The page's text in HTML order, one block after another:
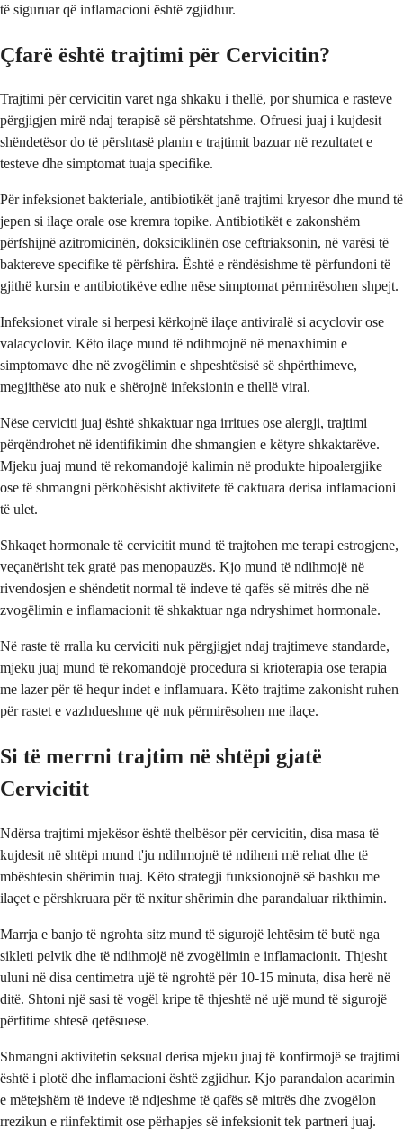
të siguruar që inflamacioni është zgjidhur.
Çfarë është trajtimi për Cervicitin?
Trajtimi për cervicitin varet nga shkaku i thellë, por shumica e rasteve
përgjigjen mirë ndaj terapisë së përshtatshme. Ofruesi juaj i kujdesit
shëndetësor do të përshtasë planin e trajtimit bazuar në rezultatet e
testeve dhe simptomat tuaja specifike.
Për infeksionet bakteriale, antibiotikët janë trajtimi kryesor dhe mund të
jepen si ilaçe orale ose kremra topike. Antibiotikët e zakonshëm
përfshijnë azitromicinën, doksiciklinën ose ceftriaksonin, në varësi të
baktereve specifike të përfshira. Është e rëndësishme të përfundoni të
gjithë kursin e antibiotikëve edhe nëse simptomat përmirësohen shpejt.
Infeksionet virale si herpesi kërkojnë ilaçe antiviralë si acyclovir ose
valacyclovir. Këto ilaçe mund të ndihmojnë në menaxhimin e
simptomave dhe në zvogëlimin e shpeshtësisë së shpërthimeve,
megjithëse ato nuk e shërojnë infeksionin e thellë viral.
Nëse cerviciti juaj është shkaktuar nga irritues ose alergji, trajtimi
përqëndrohet në identifikimin dhe shmangien e këtyre shkaktarëve.
Mjeku juaj mund të rekomandojë kalimin në produkte hipoalergjike
ose të shmangni përkohësisht aktivitete të caktuara derisa inflamacioni
të ulet.
Shkaqet hormonale të cervicitit mund të trajtohen me terapi estrogjene,
veçanërisht tek gratë pas menopauzës. Kjo mund të ndihmojë në
rivendosjen e shëndetit normal të indeve të qafës së mitrës dhe në
zvogëlimin e inflamacionit të shkaktuar nga ndryshimet hormonale.
Në raste të rralla ku cerviciti nuk përgjigjet ndaj trajtimeve standarde,
mjeku juaj mund të rekomandojë procedura si krioterapia ose terapia
me lazer për të hequr indet e inflamuara. Këto trajtime zakonisht ruhen
për rastet e vazhdueshme që nuk përmirësohen me ilaçe.
Si të merrni trajtim në shtëpi gjatë
Cervicitit
Ndërsa trajtimi mjekësor është thelbësor për cervicitin, disa masa të
kujdesit në shtëpi mund t'ju ndihmojnë të ndiheni më rehat dhe të
mbështesin shërimin tuaj. Këto strategji funksionojnë së bashku me
ilaçet e përshkruara për të nxitur shërimin dhe parandaluar rikthimin.
Marrja e banjo të ngrohta sitz mund të sigurojë lehtësim të butë nga
sikleti pelvik dhe të ndihmojë në zvogëlimin e inflamacionit. Thjesht
uluni në disa centimetra ujë të ngrohtë për 10-15 minuta, disa herë në
ditë. Shtoni një sasi të vogël kripe të thjeshtë në ujë mund të sigurojë
përfitime shtesë qetësuese.
Shmangni aktivitetin seksual derisa mjeku juaj të konfirmojë se trajtimi
është i plotë dhe inflamacioni është zgjidhur. Kjo parandalon acarimin
e mëtejshëm të indeve të ndjeshme të qafës së mitrës dhe zvogëlon
rrezikun e riinfektimit ose përhapjes së infeksionit tek partneri juaj.